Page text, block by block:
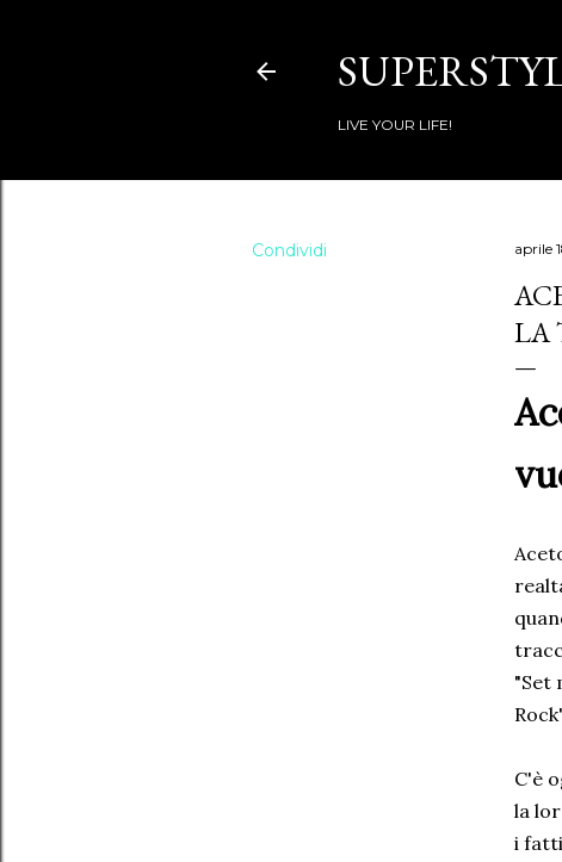
LIVE YOUR LIFE!
Condividi aprile
LA
"Set
C'è
la
i